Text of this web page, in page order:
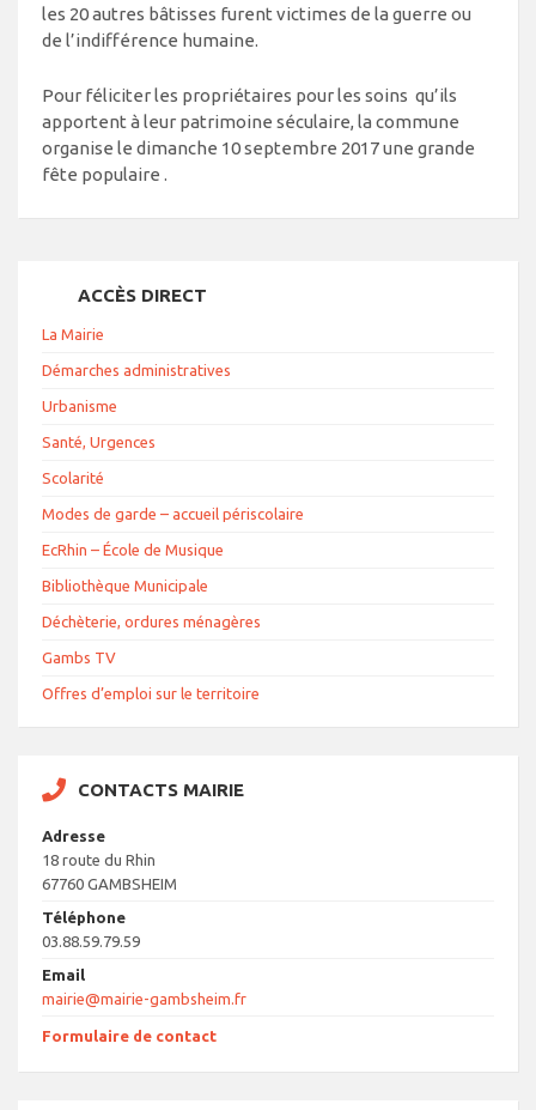
les 20 autres bâtisses furent victimes de la guerre ou
de l’indifférence humaine.
Pour féliciter les propriétaires pour les soins qu’ils
apportent à leur patrimoine séculaire, la commune
organise le dimanche 10 septembre 2017 une grande
fête populaire .
ACCÈS DIRECT
La Mairie
Démarches administratives
Urbanisme
Santé, Urgences
Scolarité
Modes de garde – accueil périscolaire
EcRhin – École de Musique
Bibliothèque Municipale
Déchèterie, ordures ménagères
Gambs TV
Offres d’emploi sur le territoire
CONTACTS MAIRIE
Adresse
18 route du Rhin
67760 GAMBSHEIM
Téléphone
03.88.59.79.59
Email
mairie@mairie-gambsheim.fr
Formulaire de contact